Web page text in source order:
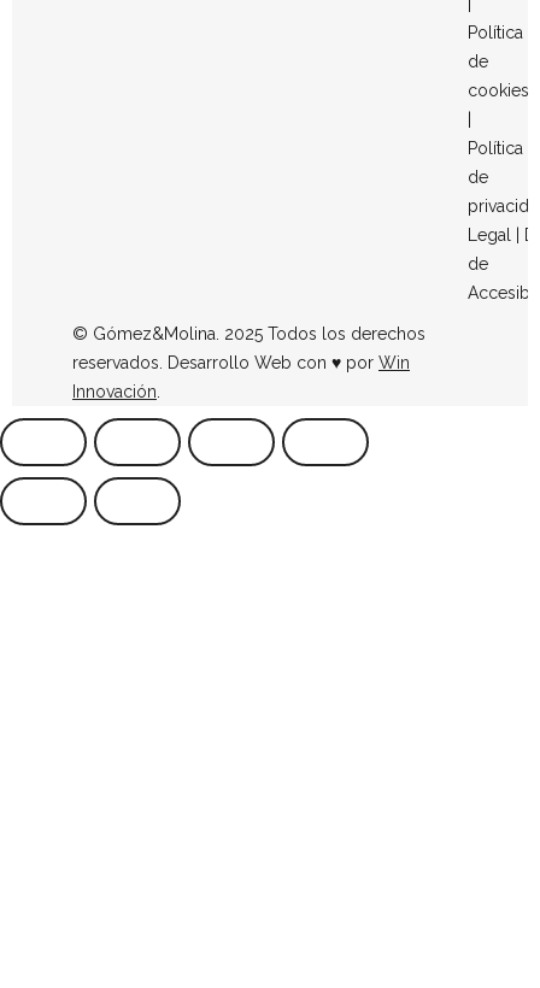
Política
de
cookies
Política
de
Legal
de
© Gómez&Molina. 2025 Todos los derechos
reservados. Desarrollo Web con ♥ por Win
Innovación